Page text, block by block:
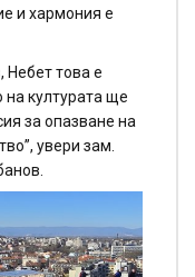
и хармония е
Небет това е
на културата ще
за опазване на
увери зам.